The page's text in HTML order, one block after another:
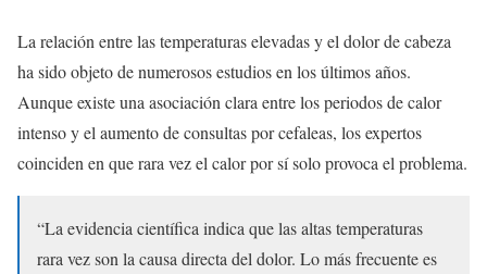
La relación entre las temperaturas elevadas y el dolor de cabeza
ha sido objeto de numerosos estudios en los últimos años.
Aunque existe una asociación clara entre los periodos de calor
intenso y el aumento de consultas por cefaleas, los expertos
coinciden en que rara vez el calor por sí solo provoca el problema.
“La evidencia científica indica que las altas temperaturas
rara vez son la causa directa del dolor. Lo más frecuente es